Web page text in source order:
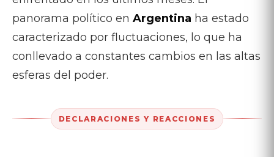
panorama político en Argentina ha estado
caracterizado por fluctuaciones, lo que ha
conllevado a constantes cambios en las altas
esferas del poder.
DECLARACIONES Y REACCIONES